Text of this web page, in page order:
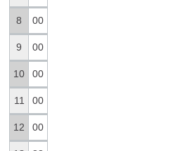
8 00
9 00
10 00
11 00
12 00